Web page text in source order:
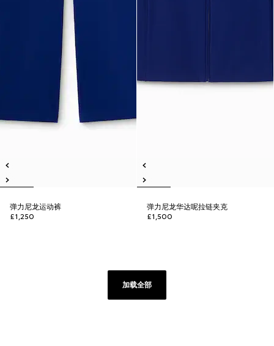
弹力尼龙运动裤
£1,250
弹力尼龙华达呢拉链夹克
£1,500
加载全部